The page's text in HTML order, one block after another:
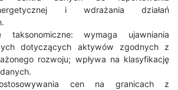
i wdrażania działań
taksonomiczne: wymaga ujawniania
dotyczących aktywów zgodnych z
rozwoju; wpływa na klasyfikację
cen na granicach z